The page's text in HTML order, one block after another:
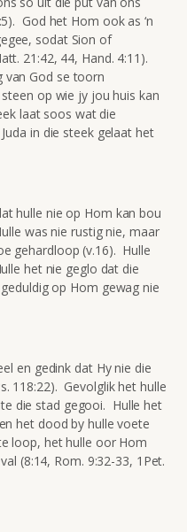
God het Hom ook as ‘n
sodat Sion of
21:42, 44, Hand. 4:11).
van God se toorn
op wie jy jou huis kan
laat soos wat die
in die steek gelaat het
hulle nie op Hom kan bou
was nie rustig nie, maar
gehardloop (v.16). Hulle
het nie geglo dat die
op Hom gewag nie
en gedink dat Hy nie die
118:22). Gevolglik het hulle
die stad gegooi. Hulle het
het dood by hulle voete
loop, het hulle oor Hom
(8:14, Rom. 9:32-33, 1Pet.